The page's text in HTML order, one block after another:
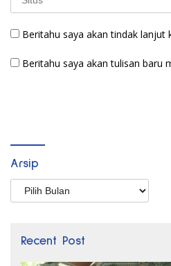
Beritahu saya akan tindak lanjut
Beritahu saya akan tulisan baru
Arsip
Arsip
Recent Post